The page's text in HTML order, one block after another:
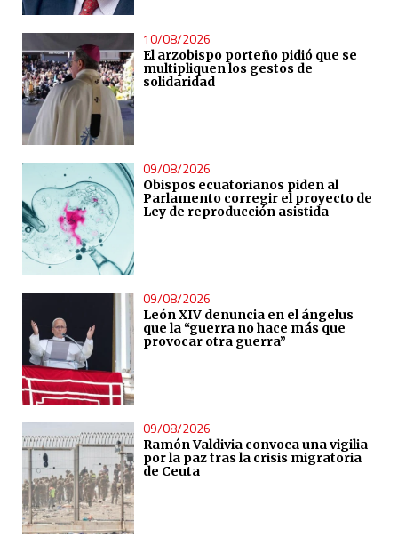
10/08/2026
El arzobispo porteño pidió que se
multipliquen los gestos de
solidaridad
09/08/2026
Obispos ecuatorianos piden al
Parlamento corregir el proyecto de
Ley de reproducción asistida
09/08/2026
León XIV denuncia en el ángelus
que la “guerra no hace más que
provocar otra guerra”
09/08/2026
Ramón Valdivia convoca una vigilia
por la paz tras la crisis migratoria
de Ceuta